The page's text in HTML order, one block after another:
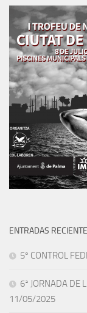
ENTRADAS
5º CONTROL
6ª JORNADA DE
11/05/2025